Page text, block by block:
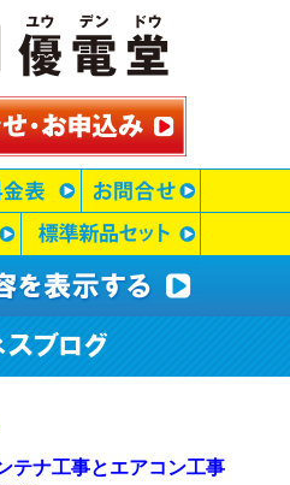
テナ工事とエアコン工事